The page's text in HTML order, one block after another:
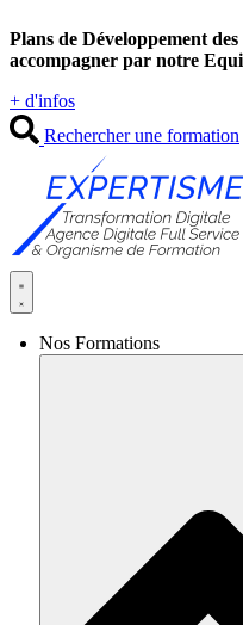
au
contenu
Plans de Développement
accompagner par notre
+ d'infos
Rechercher une formation
Nos Formations